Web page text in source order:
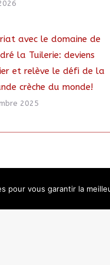
avec le domaine de
la Tuilerie: deviens
et relève le défi de la
crèche du monde!
2025
| 3 Chemin Dieudonné
pour vous garantir la